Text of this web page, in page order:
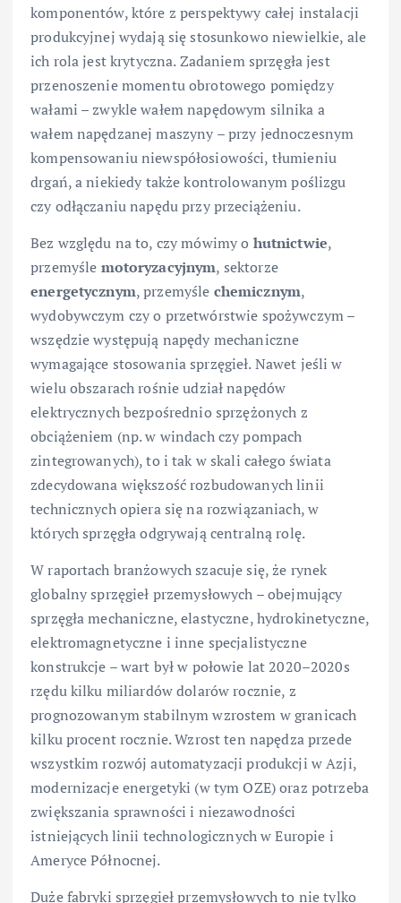
komponentów, które z perspektywy całej instalacji
produkcyjnej wydają się stosunkowo niewielkie, ale
ich rola jest krytyczna. Zadaniem sprzęgła jest
przenoszenie momentu obrotowego pomiędzy
wałami – zwykle wałem napędowym silnika a
wałem napędzanej maszyny – przy jednoczesnym
kompensowaniu niewspółosiowości, tłumieniu
drgań, a niekiedy także kontrolowanym poślizgu
czy odłączaniu napędu przy przeciążeniu.
Bez względu na to, czy mówimy o hutnictwie,
przemyśle motoryzacyjnym, sektorze
energetycznym, przemyśle chemicznym,
wydobywczym czy o przetwórstwie spożywczym –
wszędzie występują napędy mechaniczne
wymagające stosowania sprzęgieł. Nawet jeśli w
wielu obszarach rośnie udział napędów
elektrycznych bezpośrednio sprzężonych z
obciążeniem (np. w windach czy pompach
zintegrowanych), to i tak w skali całego świata
zdecydowana większość rozbudowanych linii
technicznych opiera się na rozwiązaniach, w
których sprzęgła odgrywają centralną rolę.
W raportach branżowych szacuje się, że rynek
globalny sprzęgieł przemysłowych – obejmujący
sprzęgła mechaniczne, elastyczne, hydrokinetyczne,
elektromagnetyczne i inne specjalistyczne
konstrukcje – wart był w połowie lat 2020–2020s
rzędu kilku miliardów dolarów rocznie, z
prognozowanym stabilnym wzrostem w granicach
kilku procent rocznie. Wzrost ten napędza przede
wszystkim rozwój automatyzacji produkcji w Azji,
modernizacje energetyki (w tym OZE) oraz potrzeba
zwiększania sprawności i niezawodności
istniejących linii technologicznych w Europie i
Ameryce Północnej.
Duże fabryki sprzęgieł przemysłowych to nie tylko